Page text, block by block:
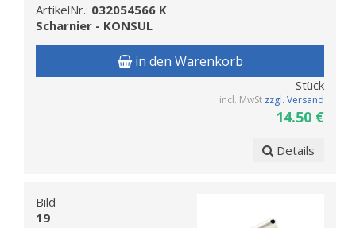
ArtikelNr.: 032054566 K
Scharnier - KONSUL
in den Warenkorb
Stück
incl. MwSt zzgl. Versand
14.50 €
Details
Bild
19